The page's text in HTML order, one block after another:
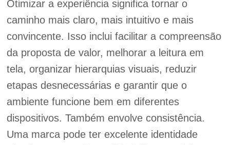
Otimizar a experiência significa tornar o
caminho mais claro, mais intuitivo e mais
convincente. Isso inclui facilitar a compreensão
da proposta de valor, melhorar a leitura em
tela, organizar hierarquias visuais, reduzir
etapas desnecessárias e garantir que o
ambiente funcione bem em diferentes
dispositivos. Também envolve consistência.
Uma marca pode ter excelente identidade